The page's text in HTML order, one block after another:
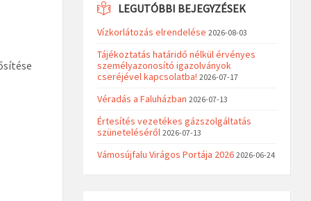
LEGUTÓBBI BEJEGYZÉSEK
Vízkorlátozás elrendelése 2026-08-03
Tájékoztatás határidő nélkül érvényes
személyazonosító igazolványok
cseréjével kapcsolatba! 2026-07-17
Véradás a Faluházban 2026-07-13
Értesítés vezetékes gázszolgáltatás
szüneteléséről 2026-07-13
Vámosújfalu Virágos Portája 2026 2026-06-24